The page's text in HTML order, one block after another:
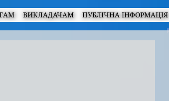
ВИКЛАДАЧАМ ПУБЛІЧНА ІНФОРМАЦІЯ